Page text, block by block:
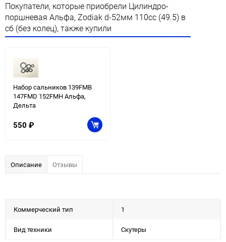
Покупатели, которые приобрели Цилиндро-
поршневая Альфа, Zodiak d-52мм 110cc (49.5) в
сб (без колец), также купили
Набор сальников 139FMB
147FMD 152FMH Альфа,
Дельта
550 ₽
Описание Отзывы
Коммерческий тип 1
Вид техники Скутеры